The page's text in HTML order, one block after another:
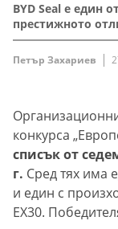
BYD Seal е един
престижното
Петър Захариев
конкурса
списък от
г. Сред тях има
и един с
EX30.